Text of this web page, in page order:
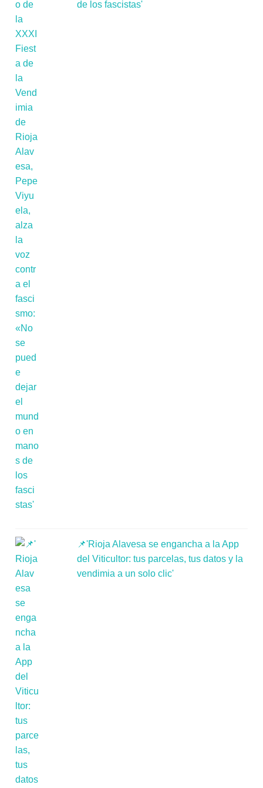
de los fascistas'
📌'Rioja Alavesa se engancha a la App
del Viticultor: tus parcelas, tus datos y la
vendimia a un solo clic'